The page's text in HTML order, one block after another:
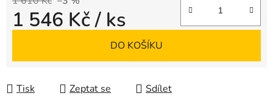
1 546 Kč/ ks
DO KOŠÍKU
Tisk Zeptat se Sdílet